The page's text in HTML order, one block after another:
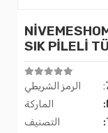
SIK PİLELİ
الرمز الشريطي
الماركة
التصنيف